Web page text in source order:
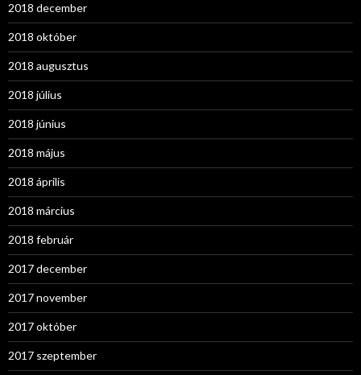
2018 december
2018 október
2018 augusztus
2018 július
2018 június
2018 május
2018 április
2018 március
2018 február
2017 december
2017 november
2017 október
2017 szeptember